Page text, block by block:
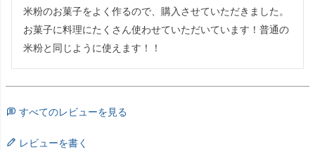
米粉のお菓子をよく作るので、購入させていただきました。
お菓子に料理にたくさん使わせていただいています！普通の
米粉と同じように使えます！！
すべてのレビューを見る
レビューを書く